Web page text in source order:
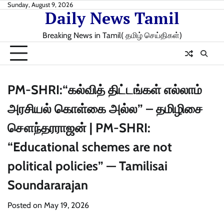
SkipSunday, August 9, 2026
Daily News Tamil
Breaking News in Tamil( தமிழ் செய்திகள்)
PM-SHRI:“கல்வித் திட்டங்கள் எல்லாம்
அரசியல் கொள்கை அல்ல” – தமிழிசை
சௌந்தரராஜன் | PM-SHRI:
“Educational schemes are not
political policies” — Tamilisai
Soundararajan
Posted on May 19, 2026